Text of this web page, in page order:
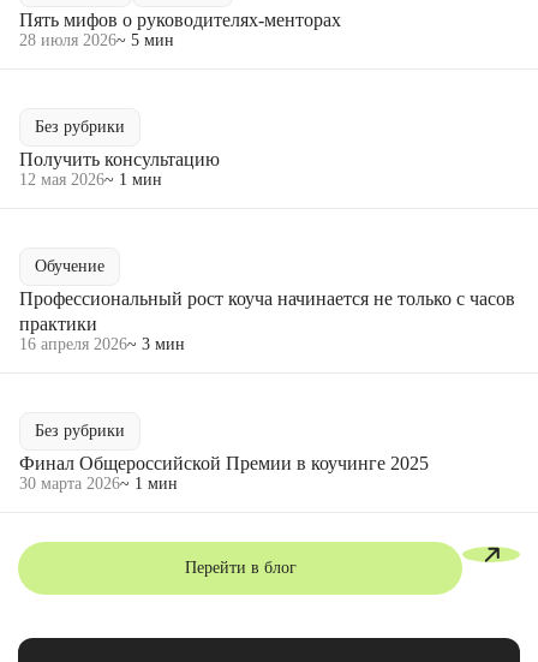
Пять мифов о руководителях-менторах
28 июля 2026~ 5 мин
Без рубрики
Получить консультацию
12 мая 2026~ 1 мин
Обучение
Профессиональный рост коуча начинается не только с часов
практики
16 апреля 2026~ 3 мин
Без рубрики
Финал Общероссийской Премии в коучинге 2025
30 марта 2026~ 1 мин
Перейти в блог